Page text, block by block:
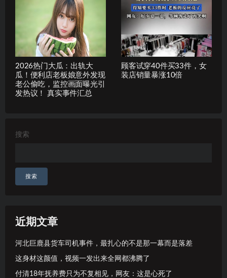
2026热门大瓜：出轨大
瓜！便利店老板娘意外发现
老公偷吃，监控画面曝光引
发热议！ 真实事件汇总
顾客试穿40件买33件，女
装店销量暴涨10倍
搜索
搜索
近期文章
河北巨鹿县货车司机事件，最扎心的不是那一幕而是落差
这身材这颜值，视频一发出来全网都沸腾了
付清18年抚养费只为不复相见，网友：这是心死了